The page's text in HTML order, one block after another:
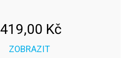
419,00 Kč
ZOBRAZIT